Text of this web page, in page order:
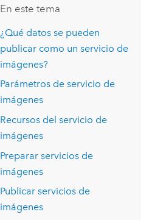
En este tema
¿Qué datos se pueden
publicar como un servicio de
imágenes?
Parámetros de servicio de
imágenes
Recursos del servicio de
imágenes
Preparar servicios de
imágenes
Publicar servicios de
imágenes